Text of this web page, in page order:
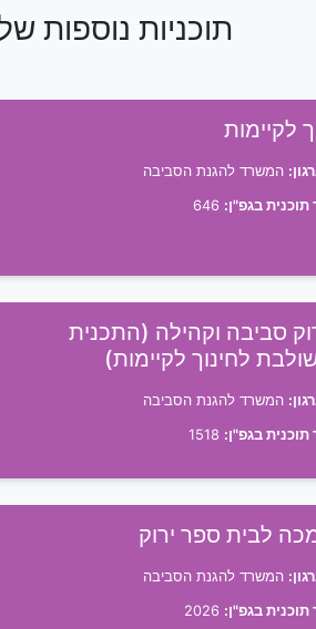
תוכניות נוספות
לקיימות
המשרד להגנת הסביבה
בגפ"ן:
סביבה וקהילה (התכנית
לחינוך לקיימות)
המשרד להגנת הסביבה
בגפ"ן:
לבית ספר ירוק
המשרד להגנת הסביבה
בגפ"ן: